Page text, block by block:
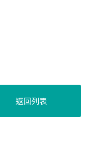
返回列表